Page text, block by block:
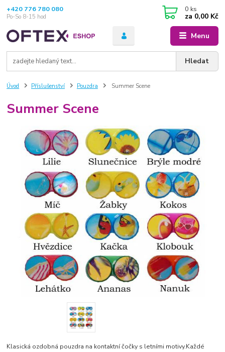
Menu
Hledat
+420 776 780 080
Po-So 8-15 hod
0 ks
za 0,00 Kč
Úvod Příslušenství Pouzdra Summer Scene
Summer Scene
Klasická ozdobná pouzdra na kontaktní čočky s letními motivy.Každé